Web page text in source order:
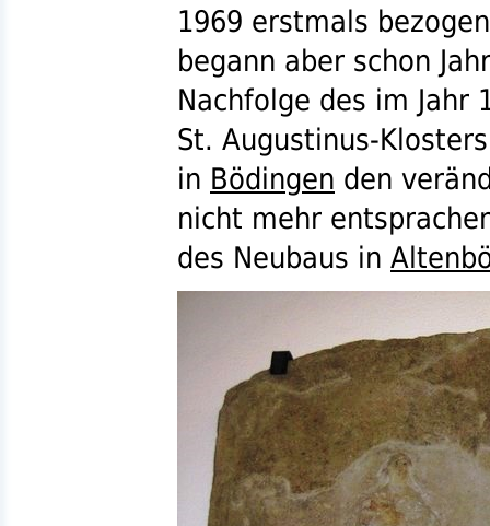
1969 erstmals
begann aber schon
Nachfolge des im Jahr
St. Augustinus-
in Bödingen den
nicht mehr
des Neubaus in